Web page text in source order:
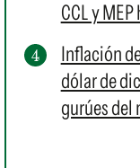
CCL y
Inflación
dólar de
gurúes del